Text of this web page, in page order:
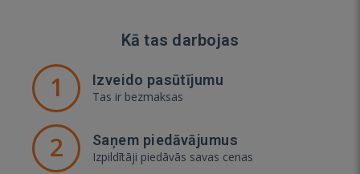
Kā tas darbojas
1 Izveido pasūtījumu
Tas ir bezmaksas
2 Saņem piedāvājumus
Izpildītāji piedāvās savas cenas